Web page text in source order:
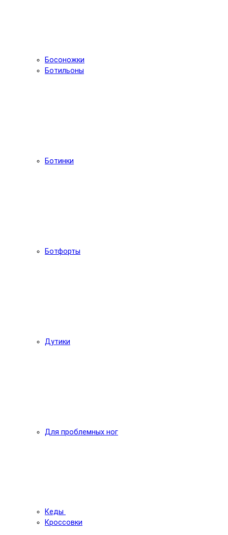
Босоножки
Ботильоны
Ботинки
Ботфорты
Дутики
Для проблемных ног
Кеды
Кроссовки